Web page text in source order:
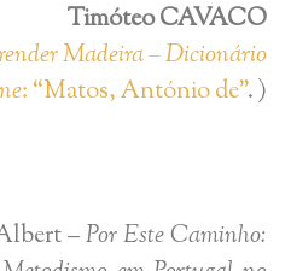
Timóteo CAVACO
Madeira – Dicionário
: “Matos, António de”. )
–Por Este Caminho: